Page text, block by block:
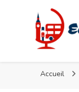
Easy
Accueil